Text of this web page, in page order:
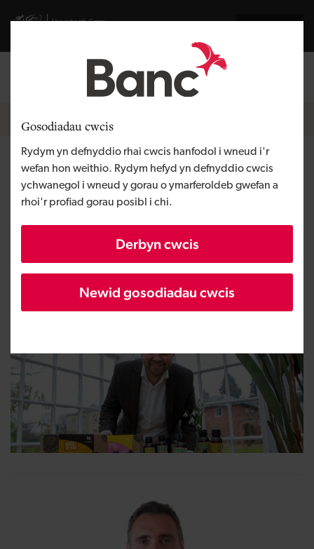
Gosodiadau cwcis
Rydym yn defnyddio rhai cwcis hanfodol i wneud i'r
wefan hon weithio. Rydym hefyd yn defnyddio cwcis
ychwanegol i wneud y gorau o ymarferoldeb gwefan a
rhoi'r profiad gorau posibl i chi.
Derbyn cwcis
Newid gosodiadau cwcis
Visit gov.wales website
Mewngofnodi
Breadcrumb
Hafan
Naissance
Rhanbarth Canolbarth Cymru
Tyfu busnes
Maint BBaCh
Dros £1 miliwn